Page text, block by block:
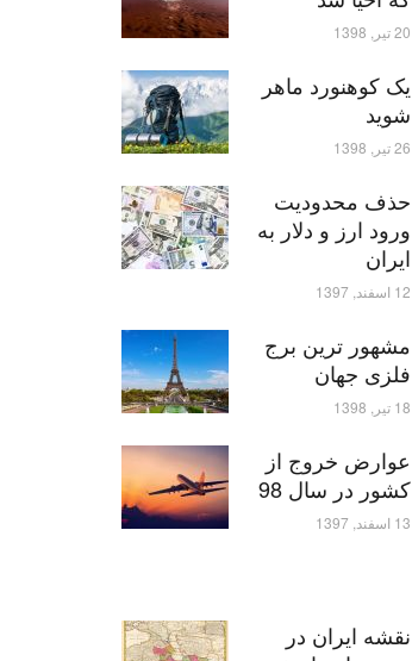
20 تیر, 1398
یک کوهنورد ماهر
شوید
26 تیر, 1398
حذف محدودیت
ورود ارز و دلار به
ایران
12 اسفند, 1397
مشهور ترین برج
فلزی جهان
18 تیر, 1398
عوارض خروج از
کشور در سال 98
13 اسفند, 1397
نقشه ایران در